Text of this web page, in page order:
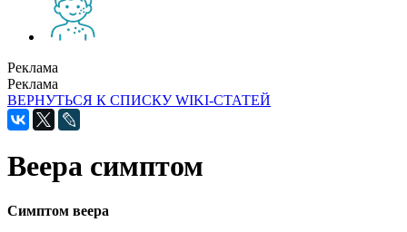
Реклама
Реклама
ВЕРНУТЬСЯ К СПИСКУ WIKI-СТАТЕЙ
Веера симптом
Симптом веера